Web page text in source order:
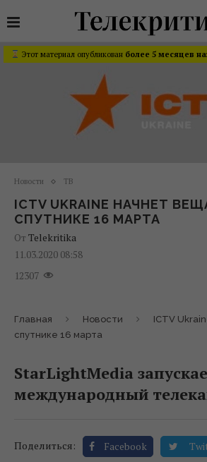
Этот материал опубликован более 5 месяцев
Новости ТВ
ICTV UKRAINE НАЧНЕТ
СПУТНИКЕ 16 МАРТА
От Telekritika
11.03.2020 08:58
12307
Главная Новости
ICTV
спутнике 16 марта
StarLightMedia
международный
Поделиться: Facebook